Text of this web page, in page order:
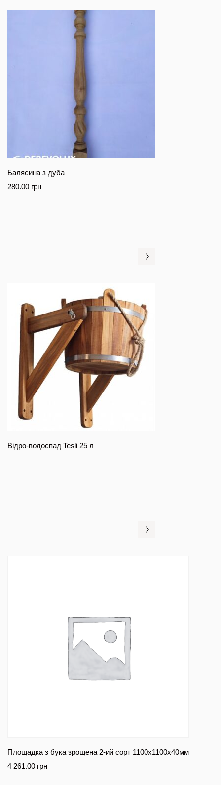
Балясина з дуба
280.00 грн
Відро-водоспад Tesli 25 л
Площадка з бука зрощена 2-ий сорт 1100х1100х40мм
4 261.00 грн